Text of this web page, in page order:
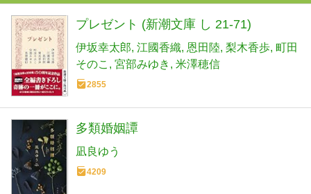
プレゼント (新潮文庫 し 21-71)
伊坂幸太郎 江國香織 恩田陸 梨木香歩 町田
そのこ
宮部みゆき 米澤穂信
2855
多類婚姻譚
凪良ゆう
4209